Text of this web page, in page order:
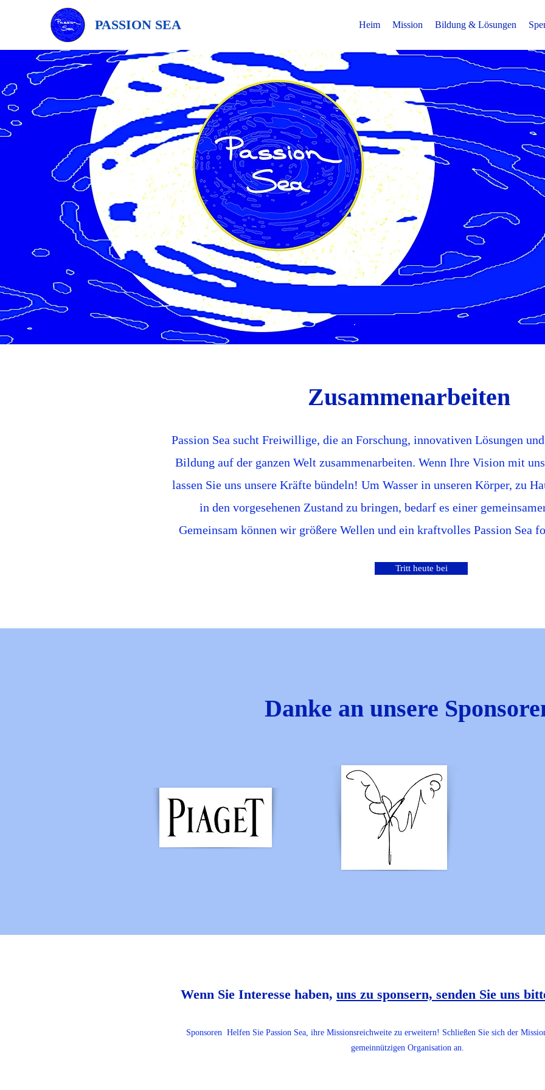
PASSION SEA Heim Mission Bildung & Lösungen
Zusammenarbeiten
Passion Sea sucht Freiwillige, die an Forschung, innovativen Lösungen
Bildung auf der ganzen Welt zusammenarbeiten. Wenn Ihre Vision mit
lassen Sie uns unsere Kräfte bündeln! Um Wasser in unseren Körper, zu
in den vorgesehenen Zustand zu bringen, bedarf es einer
Gemeinsam können wir größere Wellen und ein kraftvolles Passion Sea
Tritt heute bei
Danke an unsere
Wenn Sie Interesse haben, uns zu sponsern, senden Sie uns
Sponsoren Helfen Sie Passion Sea, ihre Missionsreichweite zu erweitern! Schließen Sie sich der
gemeinnützigen Organisation an.